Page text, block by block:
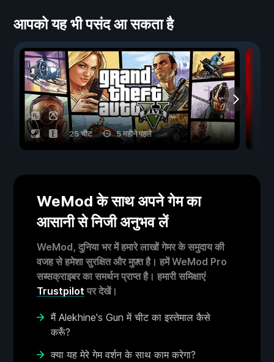
आपको यह भी पसंद आ सकता है
25 चीट 5 महीने पहले
WeMod के साथ अपने गेम का
आसानी से निजी अनुभव लें
WeMod, दुनिया भर में हमारे लाखों गेमर के समुदाय की
वजह से हमेशा सुरक्षित और मुफ़्त है। हमें WeMod Pro
सब्सक्राइबर का समर्थन प्राप्त है। हमारी समिक्षाएं
Trustpilot पर देखें।
मैं Alekhine's Gun में चीट का इस्तेमाल कैसे
करूँ?
क्या यह मेरे गेम वर्शन के साथ काम करेगा?